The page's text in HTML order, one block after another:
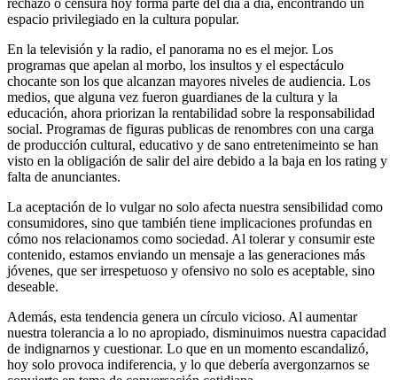
rechazo o censura hoy forma parte del día a día, encontrando un
espacio privilegiado en la cultura popular.
En la televisión y la radio, el panorama no es el mejor. Los
programas que apelan al morbo, los insultos y el espectáculo
chocante son los que alcanzan mayores niveles de audiencia. Los
medios, que alguna vez fueron guardianes de la cultura y la
educación, ahora priorizan la rentabilidad sobre la responsabilidad
social. Programas de figuras publicas de renombres con una carga
de producción cultural, educativo y de sano entretenimeinto se han
visto en la obligación de salir del aire debido a la baja en los rating y
falta de anunciantes.
La aceptación de lo vulgar no solo afecta nuestra sensibilidad como
consumidores, sino que también tiene implicaciones profundas en
cómo nos relacionamos como sociedad. Al tolerar y consumir este
contenido, estamos enviando un mensaje a las generaciones más
jóvenes, que ser irrespetuoso y ofensivo no solo es aceptable, sino
deseable.
Además, esta tendencia genera un círculo vicioso. Al aumentar
nuestra tolerancia a lo no apropiado, disminuimos nuestra capacidad
de indignarnos y cuestionar. Lo que en un momento escandalizó,
hoy solo provoca indiferencia, y lo que debería avergonzarnos se